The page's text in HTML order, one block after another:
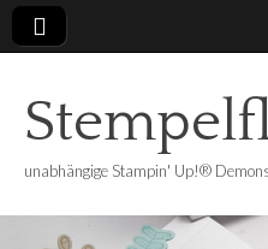
unabhängige Stampin' Up!®